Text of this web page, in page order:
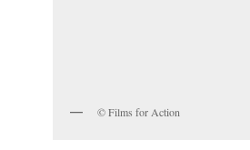
© Films for Action